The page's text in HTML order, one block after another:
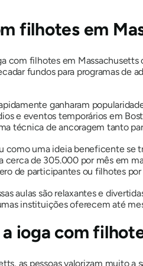
filhotes em
com filhotes em Massachusetts
fundos para programas de
ganharam
e eventos temporários em
técnica de ancoragem tanto
como uma ideia beneficente se
cerca de 305.000 por mês em
de participantes ou filhotes
aulas são relaxantes e
instituições oferecem até
a ioga com
as pessoas valorizam muito